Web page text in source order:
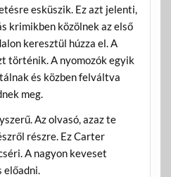
esküszik. Ez azt jelenti,
krimikben közölnek az első
keresztül húzza el. A
történik. A nyomozók egyik
és közben felváltva
meg.
Az olvasó, azaz te
részre. Ez Carter
A nagyon keveset
előadni.